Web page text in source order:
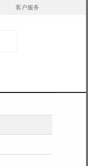
客户服务